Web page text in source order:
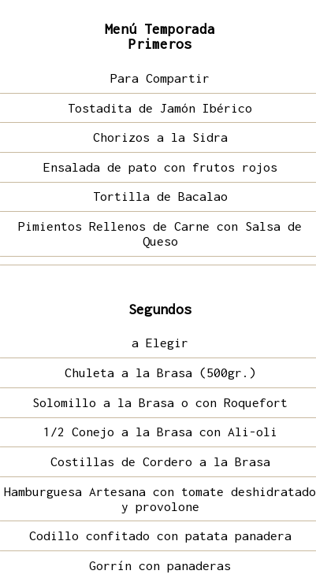
Menú Temporada
Primeros
Para Compartir
Tostadita de Jamón Ibérico
Chorizos a la Sidra
Ensalada de pato con frutos rojos
Tortilla de Bacalao
Pimientos Rellenos de Carne con Salsa de
Queso
Segundos
a Elegir
Chuleta a la Brasa (500gr.)
Solomillo a la Brasa o con Roquefort
1/2 Conejo a la Brasa con Ali-oli
Costillas de Cordero a la Brasa
Hamburguesa Artesana con tomate deshidratado
y provolone
Codillo confitado con patata panadera
Gorrín con panaderas